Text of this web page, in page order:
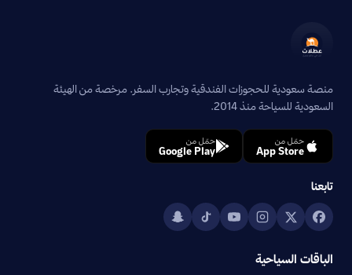
منصة سعودية للحجوزات الفندقية وتجارب السفر. مرخصة من الهيئة
السعودية للسياحة منذ 2014.
حمّل من
App Store
حمّل من
Google Play
تابعنا
الباقات السياحية